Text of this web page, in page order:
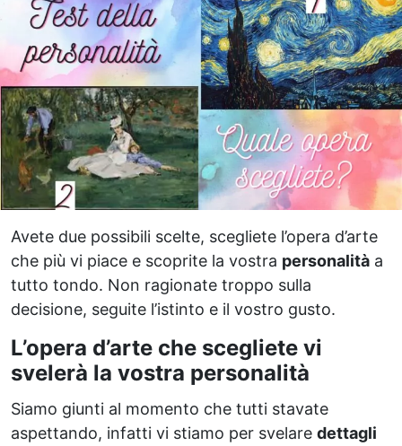
Avete due possibili scelte, scegliete l’opera d’arte
che più vi piace e scoprite la vostra personalità a
tutto tondo. Non ragionate troppo sulla
decisione, seguite l’istinto e il vostro gusto.
L’opera d’arte che scegliete vi
svelerà la vostra personalità
Siamo giunti al momento che tutti stavate
aspettando, infatti vi stiamo per svelare dettagli